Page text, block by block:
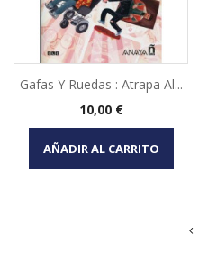
Gafas Y Ruedas : Atrapa Al...
Precio
10,00 €
AÑADIR AL CARRITO